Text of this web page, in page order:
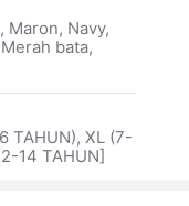
Maron, Navy,
bata,
TAHUN), XL (7-
14 TAHUN]